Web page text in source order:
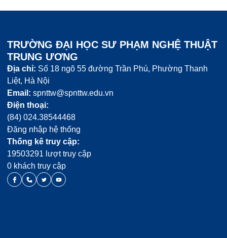
TRƯỜNG ĐẠI HỌC SƯ PHẠM NGHỆ THUẬT
TRUNG ƯƠNG
Địa chỉ: Số 18 ngõ 55 đường Trần Phú, Phường Thanh
Liệt, Hà Nội
Email: spnttw@spnttw.edu.vn
Điện thoại:
(84) 024.38544468
Đăng nhập hệ thống
Thống kê truy cập:
19503291 lượt truy cập
0 khách truy cập